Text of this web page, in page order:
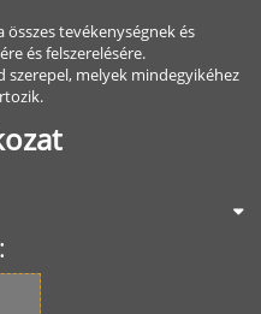
tevékenységnek és
és felszerelésére.
melyek mindegyikéhez